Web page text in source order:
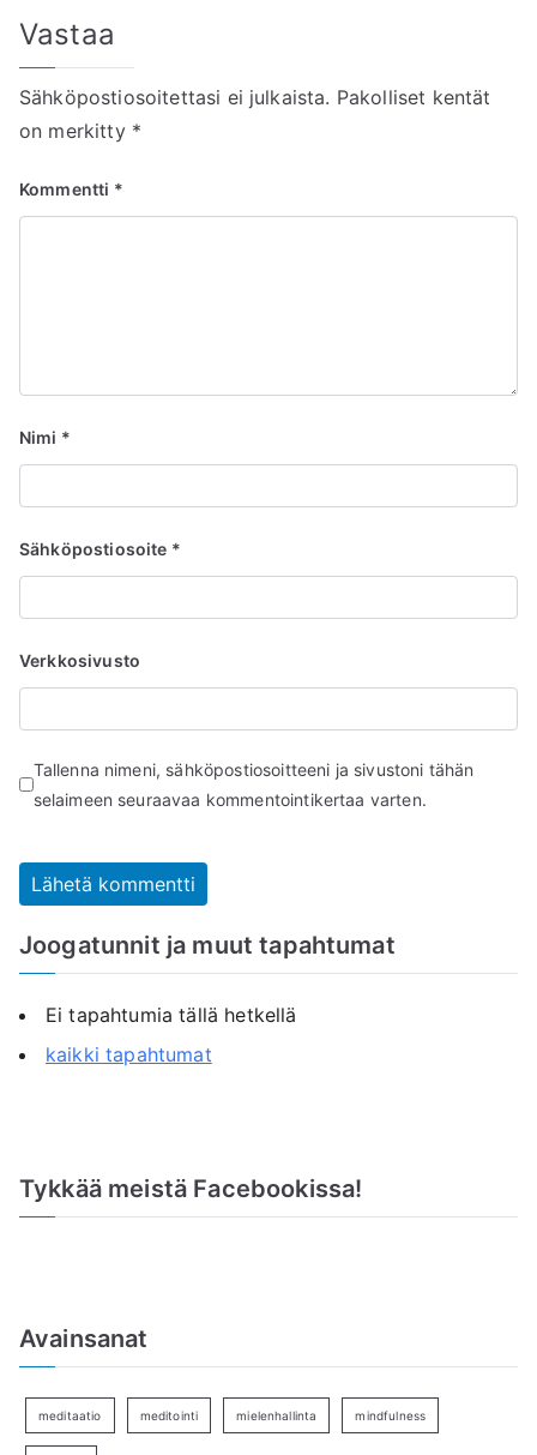
Vastaa
Sähköpostiosoitettasi ei julkaista. Pakolliset kentät
on merkitty *
Kommentti *
Nimi *
Sähköpostiosoite *
Verkkosivusto
Tallenna nimeni, sähköpostiosoitteeni ja sivustoni tähän
selaimeen seuraavaa kommentointikertaa varten.
Joogatunnit ja muut tapahtumat
Ei tapahtumia tällä hetkellä
kaikki tapahtumat
Tykkää meistä Facebookissa!
Avainsanat
meditaatio meditointi mielenhallinta mindfulness